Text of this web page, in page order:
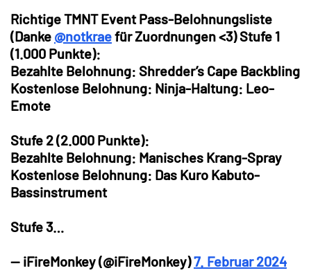
Richtige TMNT Event Pass-Belohnungsliste
(Danke @notkraefür Zuordnungen <3) Stufe 1
(1.000 Punkte):
Bezahlte Belohnung: Shredder’s Cape Backbling
Kostenlose Belohnung: Ninja-Haltung: Leo-
Emote
Stufe 2 (2.000 Punkte):
Bezahlte Belohnung: Manisches Krang-Spray
Kostenlose Belohnung: Das Kuro Kabuto-
Bassinstrument
Stufe 3…
— iFireMonkey (@iFireMonkey)7. Februar 2024